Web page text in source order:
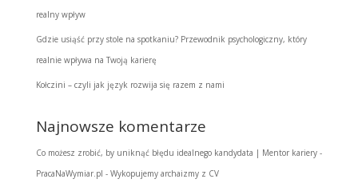
realny wpływ
Gdzie usiąść przy stole na spotkaniu? Przewodnik psychologiczny, który
realnie wpływa na Twoją karierę
Kołczini – czyli jak język rozwija się razem z nami
Najnowsze komentarze
Co możesz zrobić, by uniknąć błędu idealnego kandydata | Mentor kariery -
PracaNaWymiar.pl - Wykopujemy archaizmy z CV